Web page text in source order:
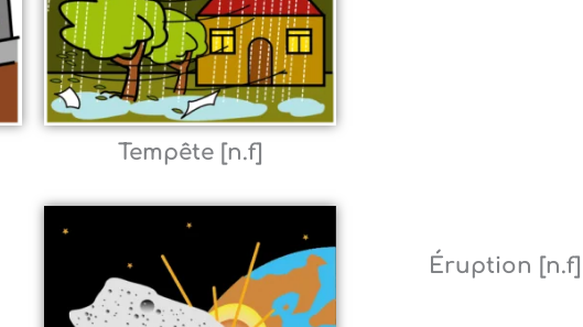
Tempête [n.f]
Éruption [n.f]